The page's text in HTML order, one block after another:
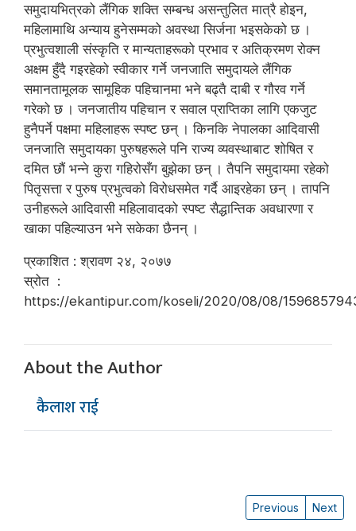
समुदायभित्रको लैंगिक शक्ति सम्बन्ध असन्तुलित मात्रै होइन,
महिलामाथि अन्याय हुनेसम्मको अवस्था सिर्जना भइसकेको छ ।
प्रभुत्वशाली संस्कृति र मान्यताहरूको प्रभाव र अतिक्रमण रोक्न
अक्षम हुँदै गइरहेको स्वीकार गर्ने जनजाति समुदायले लैंगिक
समानतामूलक सामूहिक पहिचानमा भने बढ्तै दाबी र गौरव गर्ने
गरेको छ । जनजातीय पहिचान र सवाल प्राप्तिका लागि एकजुट
हुनैपर्ने पक्षमा महिलाहरू स्पष्ट छन् । किनकि नेपालका आदिवासी
जनजाति समुदायका पुरुषहरूले पनि राज्य व्यवस्थाबाट शोषित र
दमित छौं भन्ने कुरा गहिरोसँग बुझेका छन् । तैपनि समुदायमा रहेको
पितृसत्ता र पुरुष प्रभुत्वको विरोधसमेत गर्दै आइरहेका छन् । तापनि
उनीहरूले आदिवासी महिलावादको स्पष्ट सैद्धान्तिक अवधारणा र
खाका पहिल्याउन भने सकेका छैनन् ।
प्रकाशित : श्रावण २४, २०७७
स्रोत :
https://ekantipur.com/koseli/2020/08/08/
About the Author
कैलाश राई
Previous Next